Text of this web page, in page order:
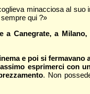
minacciosa al suo
qui ?»
Canegrate, a
e poi si fermavano
esprimerci con
. Non